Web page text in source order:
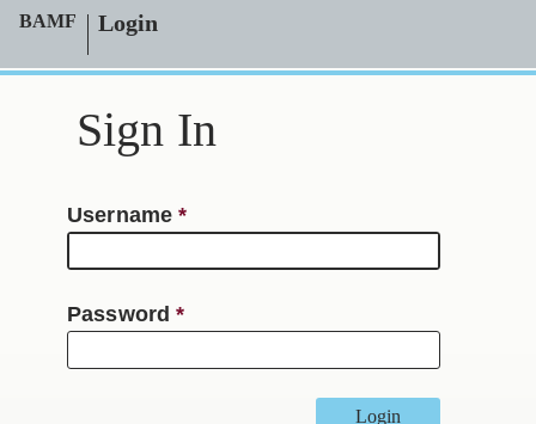
BAMF Login
Sign In
Username
Password
Login